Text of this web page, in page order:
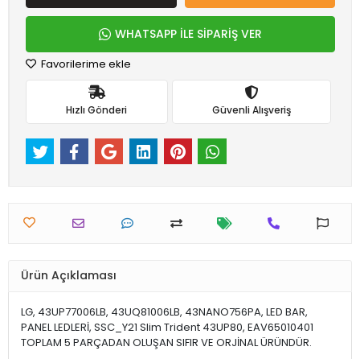
WHATSAPP İLE SİPARİŞ VER
Favorilerime ekle
Hızlı Gönderi Güvenli Alışveriş
Ürün Açıklaması
LG, 43UP77006LB, 43UQ81006LB, 43NANO756PA, LED BAR,
PANEL LEDLERİ, SSC_Y21 Slim Trident 43UP80, EAV65010401
TOPLAM 5 PARÇADAN OLUŞAN SIFIR VE ORJİNAL ÜRÜNDÜR.